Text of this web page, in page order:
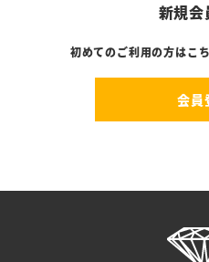
新規
初めてのご利用の方はこ
会員